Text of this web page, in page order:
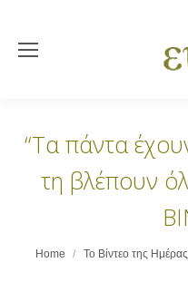
“Τα πάντα
τη βλέπουν
You are here:
Home Το Βίντεο της Ημέρας